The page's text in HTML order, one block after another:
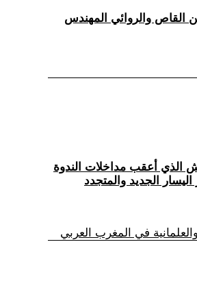
القاص والروائي المهندس
الذي أعقب مداخلات الندوة
الجديد والمتجدد
في المغرب العربي